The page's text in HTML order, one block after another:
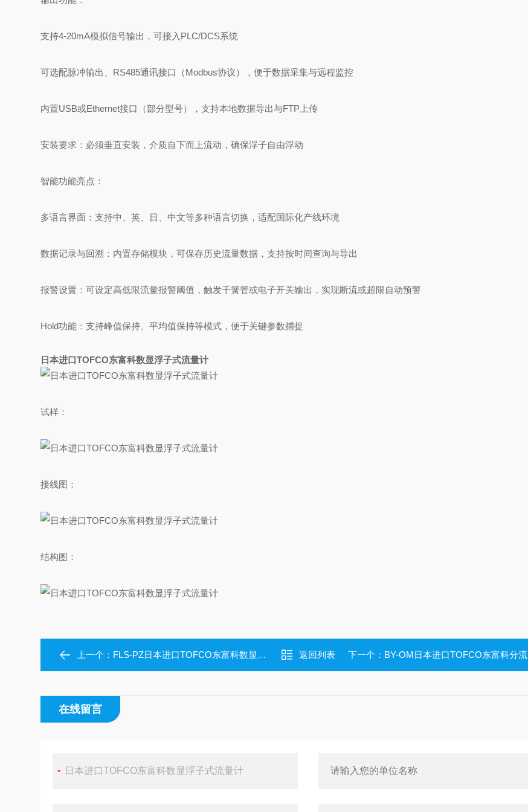
支持‌4-20mA模拟信号输出‌，可接入PLC/DCS系统
可选配‌脉冲输出、RS485通讯接口（Modbus协议）‌，便于数据采集与远程监控
内置‌USB或Ethernet接口‌（部分型号），支持本地数据导出与FTP上传
‌安装要求‌：必须‌垂直安装‌，介质自下而上流动，确保浮子自由浮动
智能功能亮点：
‌多语言界面‌：支持中、英、日、中文等多种语言切换，适配国际化产线环境
‌数据记录与回溯‌：内置存储模块，可保存历史流量数据，支持按时间查询与导出
‌报警设置‌：可设定高低限流量报警阈值，触发干簧管或电子开关输出，实现断流或超限自动预警
‌Hold功能‌：支持峰值保持、平均值保持等模式，便于关键参数捕捉
日本进口TOFCO东富科数显浮子式流量计
试样：
接线图：
结构图：
上一个： FLS-PZ日本进口TOFCO东富科数显浮子式流量计 返回列表 下一个： BY-OM日本进口TOFCO东富科分流式流量计
在线留言